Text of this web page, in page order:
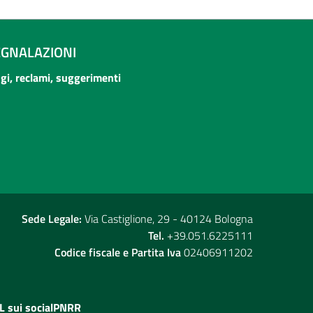
reclami, suggerimenti
Sede Legale: Via Castiglione, 29 - 40124 Bologna
Tel. +39.051.6225111
Codice fiscale e Partita Iva02406911202
sui socialPNRR